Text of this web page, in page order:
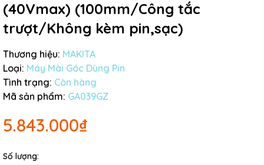
(40Vmax) (100mm/Công tắc
trượt/Không kèm pin,sạc)
Thương hiệu: MAKITA
Loại: Máy Mài Góc Dùng Pin
Tình trạng: Còn hàng
Mã sản phẩm: GA039GZ
5.843.000₫
Số lượng: